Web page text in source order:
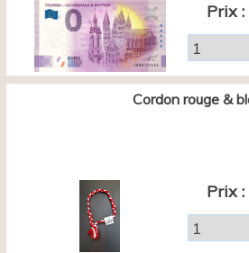
Prix :
Cordon rouge &
Prix :